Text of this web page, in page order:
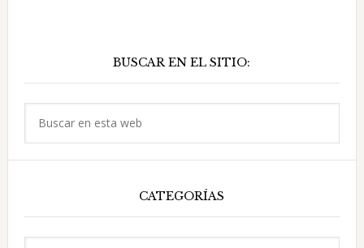
principal
BUSCAR EN EL SITIO:
CATEGORÍAS